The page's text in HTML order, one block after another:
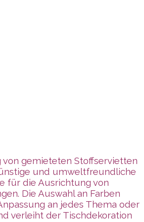
von gemieteten Stoffservietten
und umweltfreundliche
für die Ausrichtung von
Die Auswahl an Farben
an jedes Thema oder
verleiht der Tischdekoration